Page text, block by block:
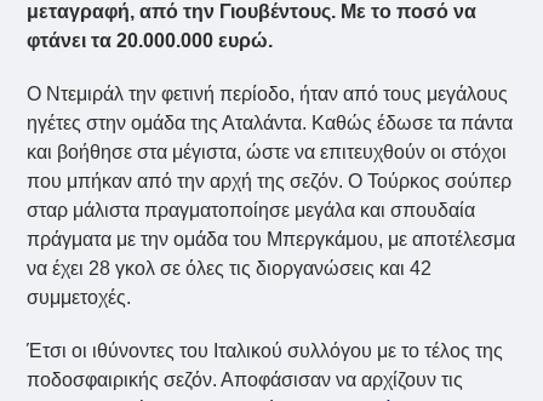
μεταγραφή, από την Γιουβέντους. Με το ποσό να
φτάνει τα 20.000.000 ευρώ.
Ο Ντεμιράλ την φετινή περίοδο, ήταν από τους μεγάλους
ηγέτες στην ομάδα της Αταλάντα. Καθώς έδωσε τα πάντα
και βοήθησε στα μέγιστα, ώστε να επιτευχθούν οι στόχοι
που μπήκαν από την αρχή της σεζόν. Ο Τούρκος σούπερ
σταρ μάλιστα πραγματοποίησε μεγάλα και σπουδαία
πράγματα με την ομάδα του Μπεργκάμου, με αποτέλεσμα
να έχει 28 γκολ σε όλες τις διοργανώσεις και 42
συμμετοχές.
Έτσι οι ιθύνοντες του Ιταλικού συλλόγου με το τέλος της
ποδοσφαιρικής σεζόν. Αποφάσισαν να αρχίζουν τις